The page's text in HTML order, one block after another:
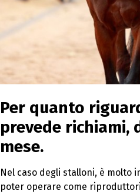
Per quanto
prevede richiami,
mese.
Nel caso degli stalloni, è molto
poter operare come